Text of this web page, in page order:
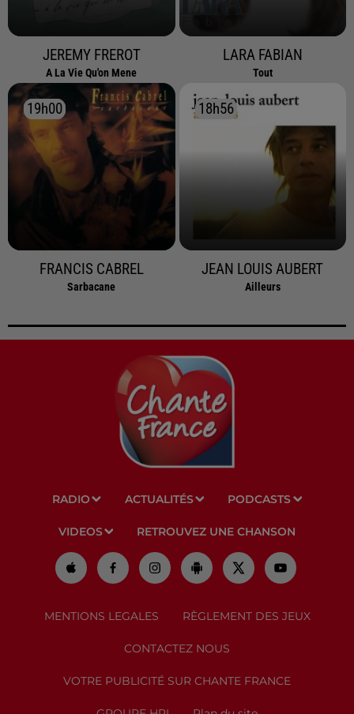
JEREMY FREROT
A La Vie Qu'on Mene
LARA FABIAN
Tout
19h00
19h00
FRANCIS CABREL
Sarbacane
18h56
18h56
JEAN LOUIS AUBERT
Ailleurs
RADIO ACTUALITÉS PODCASTS
VIDEOS RETROUVEZ UNE CHANSON
MENTIONS LEGALES RÈGLEMENT DES JEUX
CONTACTEZ NOUS
VOTRE PUBLICITÉ SUR CHANTE FRANCE